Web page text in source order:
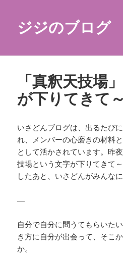
ジジのブログ
「真釈天技場
が下りてきて
いさどんブログは、出るたび
れ、メンバーの心磨きの材料
として活かされています。昨
技場という文字が下りてきて
したあと、いさどんがみんな
—
自分で自分に問うてもらいた
き方に自分が出会って、そこ
か。